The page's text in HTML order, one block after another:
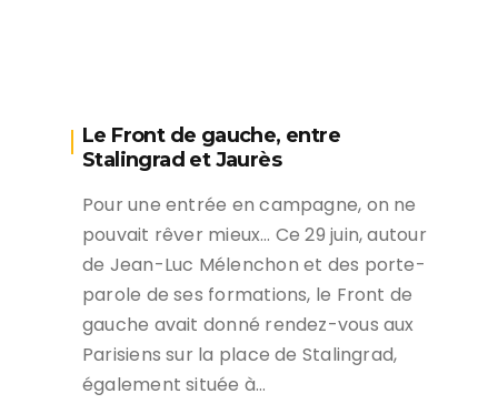
Le Front de gauche, entre
Stalingrad et Jaurès
Pour une entrée en campagne, on ne
pouvait rêver mieux… Ce 29 juin, autour
de Jean-Luc Mélenchon et des porte-
parole de ses formations, le Front de
gauche avait donné rendez-vous aux
Parisiens sur la place de Stalingrad,
également située à…